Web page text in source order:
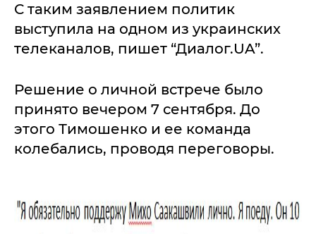
С таким заявлением политик
выступила на одном из украинских
телеканалов, пишет “Диалог.UA”.
Решение о личной встрече было
принято вечером 7 сентября. До
этого Тимошенко и ее команда
колебались, проводя переговоры.